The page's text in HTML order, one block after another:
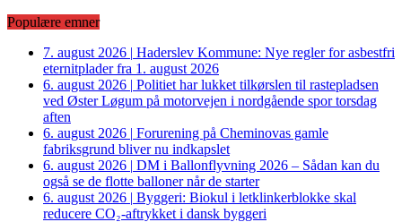
Populære emner
7. august 2026 | Haderslev Kommune: Nye regler for asbestfri
eternitplader fra 1. august 2026
6. august 2026 | Politiet har lukket tilkørslen til rastepladsen
ved Øster Løgum på motorvejen i nordgående spor torsdag
aften
6. august 2026 | Forurening på Cheminovas gamle
fabriksgrund bliver nu indkapslet
6. august 2026 | DM i Ballonflyvning 2026 – Sådan kan du
også se de flotte balloner når de starter
6. august 2026 | Byggeri: Biokul i letklinkerblokke skal
reducere CO₂-aftrykket i dansk byggeri